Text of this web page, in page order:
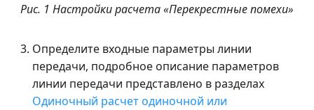
Рис. 1 Настройки расчета «Перекрестные помехи»
Определите входные параметры линии
передачи, подробное описание параметров
линии передачи представлено в разделах
Одиночный расчет одиночной или